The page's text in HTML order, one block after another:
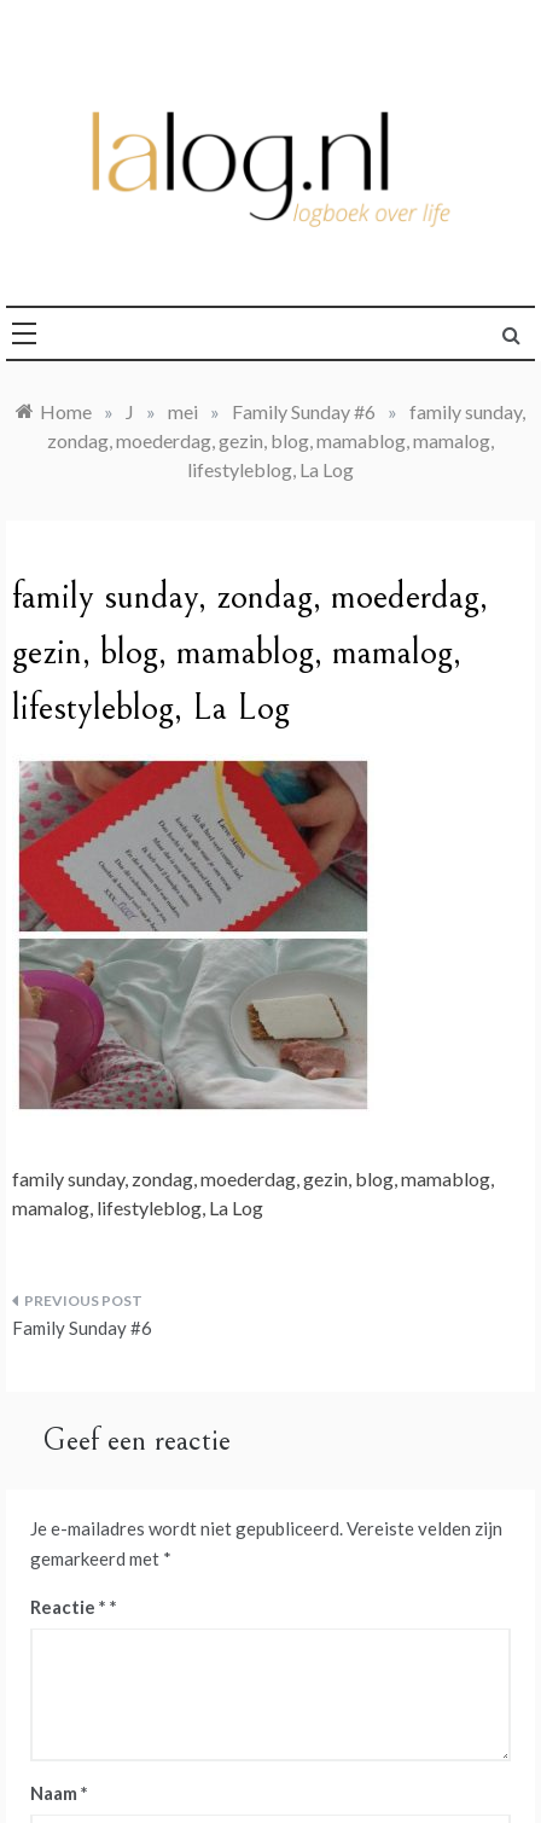
Home » J » mei » Family Sunday #6 » family sunday,
zondag, moederdag, gezin, blog, mamablog, mamalog,
lifestyleblog, La Log
family sunday, zondag, moederdag,
gezin, blog, mamablog, mamalog,
lifestyleblog, La Log
family sunday, zondag, moederdag, gezin, blog, mamablog,
mamalog, lifestyleblog, La Log
Bericht
Family Sunday #6
Geef een reactie
Je e-mailadres wordt niet gepubliceerd.Vereiste velden zijn
gemarkeerd met *
Reactie *
Naam *